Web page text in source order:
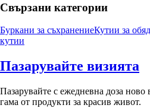
Свързани категории
Буркани за съхранениеКутии за обяд
кутии
Пазарувайте визията
Пазарувайте с ежедневна доза
гама от продукти за красив живот.